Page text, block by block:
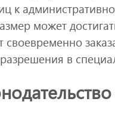
к
может
своевременно
в